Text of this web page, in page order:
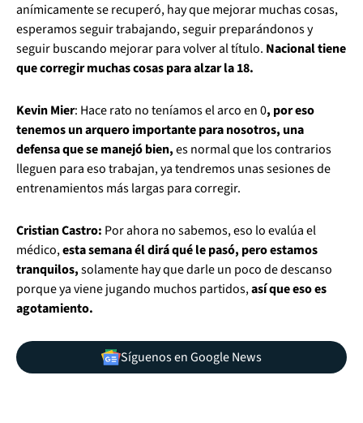
anímicamente se recuperó, hay que mejorar muchas cosas,
esperamos seguir trabajando, seguir preparándonos y
seguir buscando mejorar para volver al título. Nacional tiene
que corregir muchas cosas para alzar la 18.
Kevin Mier: Hace rato no teníamos el arco en 0, por eso
tenemos un arquero importante para nosotros, una
defensa que se manejó bien,es normal que los contrarios
lleguen para eso trabajan, ya tendremos unas sesiones de
entrenamientos más largas para corregir.
Cristian Castro: Por ahora no sabemos, eso lo evalúa el
médico,esta semana él dirá qué le pasó, pero estamos
tranquilos,solamente hay que darle un poco de descanso
porque ya viene jugando muchos partidos,así que eso es
agotamiento.
Síguenos en Google News